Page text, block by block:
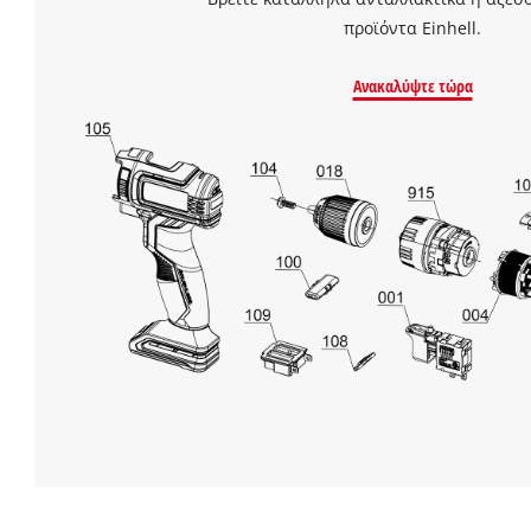
προϊόντα Einhell.
Ανακαλύψτε τώρα